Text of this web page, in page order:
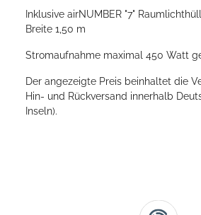
Inklusive airNUMBER "7"
Breite 1,50 m
Stromaufnahme maximal 450 Watt
Der angezeigte Preis beinhaltet die
Hin- und Rückversand innerhalb
Inseln).